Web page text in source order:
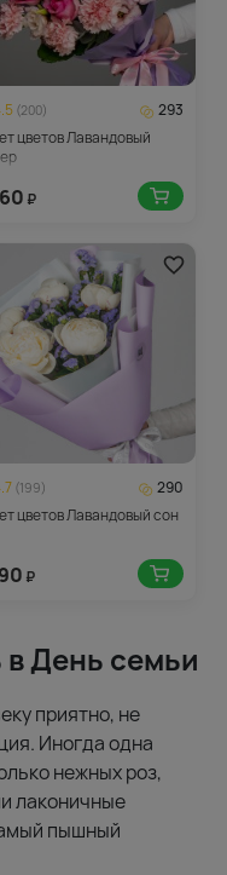
(200)
293
цветов Лавандовый
₽
(199)
290
цветов Лавандовый сон
₽
День семьи
приятно, не
Иногда одна
нежных роз,
лаконичные
пышный